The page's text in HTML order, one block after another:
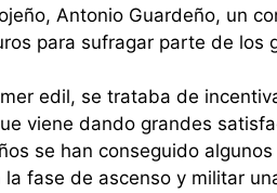
Antonio Guardeño, un
para sufragar parte de los
edil, se trataba de
viene dando grandes
se han conseguido
fase de ascenso y militar